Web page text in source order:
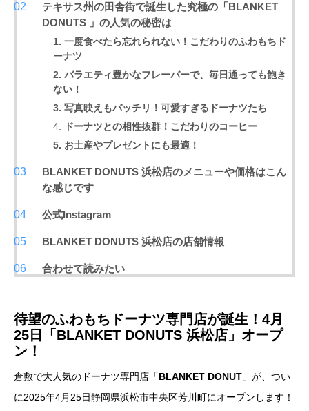
テキサス州の田舎街で誕生した究極の「BLANKET
DONUTS 」の人気の秘密は
1. 一度食べたら忘れられない！こだわりのふわもちド
ーナツ
2. バラエティ豊かなフレーバーで、毎日通っても飽き
ない！
3. 写真映えもバッチリ！可愛すぎるドーナツたち
4.
ドーナツとの相性抜群！こだわりのコーヒー
5. お土産やプレゼントにも最適！
BLANKET DONUTS 浜松店のメニューや価格はこん
な感じです
公式Instagram
BLANKET DONUTS 浜松店の店舗情報
合わせて読みたい
待望のふわもちドーナツ専門店が誕生！4月
25日「BLANKET DONUTS 浜松店」オープ
ン！
倉敷で大人気のドーナツ専門店「BLANKET DONUT 」が、つい
に2025年4月25日静岡県浜松市中央区芳川町にオープンします！